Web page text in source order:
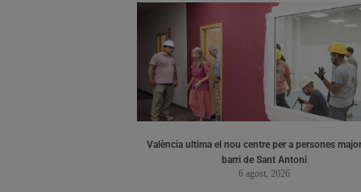
València ultima el nou centre per a persones
barri de Sant Antoni
6 agost, 2026